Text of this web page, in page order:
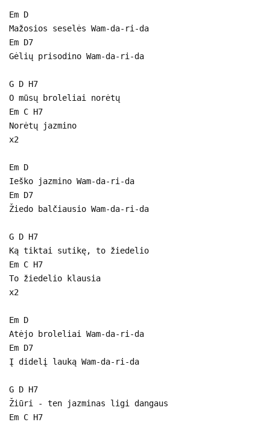
Em D
Mažosios seselės Wam-da-ri-da
Em D7
Gėlių prisodino Wam-da-ri-da
G D H7
O mūsų broleliai norėtų
Em C H7
Norėtų jazmino
x2
Em D
Ieško jazmino Wam-da-ri-da
Em D7
Žiedo balčiausio Wam-da-ri-da
G D H7
Ką tiktai sutikę, to žiedelio
Em C H7
To žiedelio klausia
x2
Em D
Atėjo broleliai Wam-da-ri-da
Em D7
Į didelį lauką Wam-da-ri-da
G D H7
Žiūri - ten jazminas ligi dangaus
Em C H7